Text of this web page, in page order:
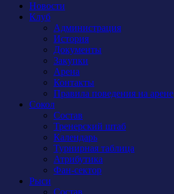
Новости
Клуб
Администрация
История
Документы
Закупки
Арена
Контакты
Правила поведения на арене
Сокол
Состав
Тренерский штаб
Календарь
Турнирная таблица
Атрибутика
Фан-сектор
Рыси